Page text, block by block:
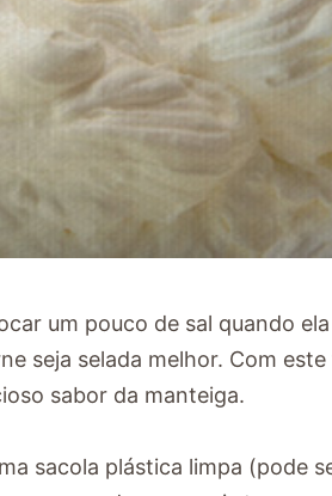
um pouco de sal quando
seja selada melhor. Com
sabor da manteiga.
sacola plástica limpa (pode